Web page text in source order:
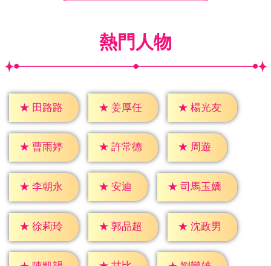
熱門人物
★ 田路路 ★ 姜厚任 ★ 楊光友
★ 曹雨婷 ★ 許常德 ★ 周遊
★ 李朝永 ★ 安迪 ★ 司馬玉嬌
★ 徐莉玲 ★ 郭品超 ★ 沈政男